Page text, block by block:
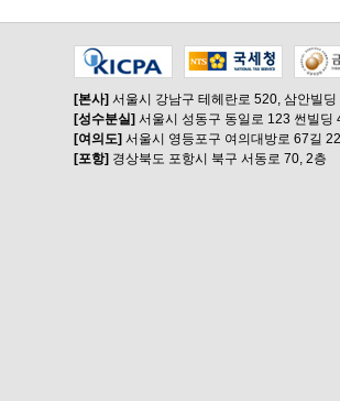
[본사] 서울시 강남구 테헤란로 520, 삼안빌딩
[성수분실] 서울시 성동구 동일로 123 썬빌딩
[여의도] 서울시 영등포구 여의대방로 67길
[포항] 경상북도 포항시 북구 서동로 70, 2층